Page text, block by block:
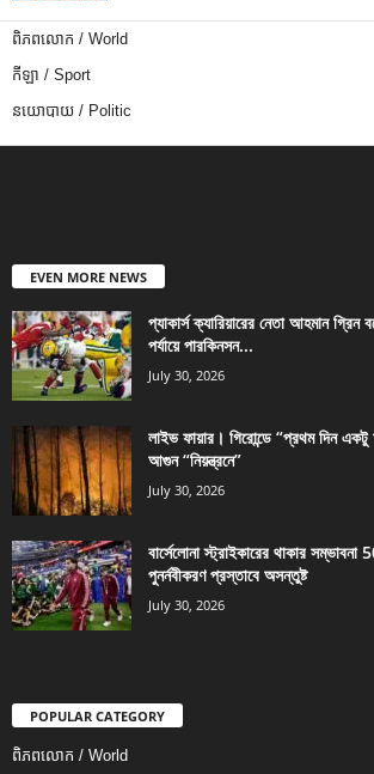
ពិភពលោក / World
កីឡា / Sport
នយោបាយ / Politic
EVEN MORE NEWS
প্যাকার্স ক্যারিয়ারের নেতা আহমান গ্রিন
পর্যায়ে পারকিনসন...
July 30, 2026
লাইভ ফায়ার। গিরোন্ডে “প্রথম দিন একটু
আগুন “নিয়ন্ত্রনে”
July 30, 2026
বার্সেলোনা স্ট্রাইকারের থাকার
পুনর্নবীকরণ প্রস্তাবে অসন্তুষ্ট
July 30, 2026
POPULAR CATEGORY
ពិភពលោក / World